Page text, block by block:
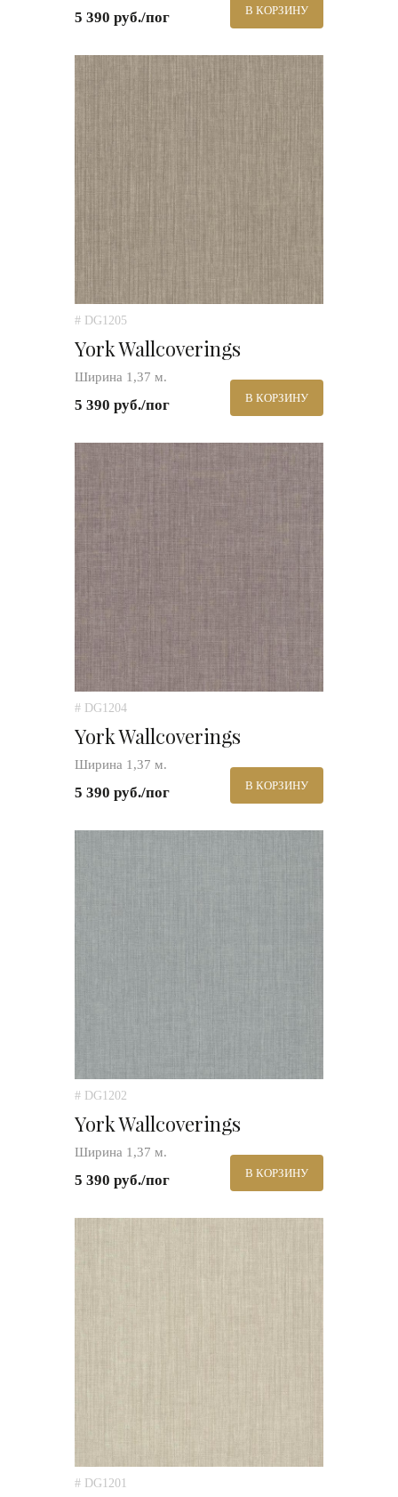
5 390 руб./пог В КОРЗИНУ
# DG1205
York Wallcoverings
Ширина 1,37 м.
5 390 руб./пог В КОРЗИНУ
# DG1204
York Wallcoverings
Ширина 1,37 м.
5 390 руб./пог В КОРЗИНУ
# DG1202
York Wallcoverings
Ширина 1,37 м.
5 390 руб./пог В КОРЗИНУ
# DG1201